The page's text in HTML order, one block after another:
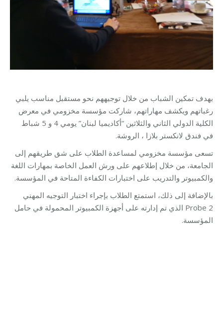
بهدف تمكين الشباب من خلال توجيههم نحو مستقبل مناسب يلبي
رغباتهم ويكشف مهاراتهم، شاركت مؤسسة مخزومي في معرض
الكلية الدولي الثاني والثلاثين “أكاديميا لبنان” يومي 4 و 5 شباط
في فندق لانكستر بلازا ، الروشة.
تسعى مؤسسة مخزومي لمساعدة الطلاب على شق طريقهم إلى
الجامعة، من خلال إطلاعهم على ورش العمل الخاصة بمهارات اللغة
والكمبيوتر والتدريب على اختبارات الكفاءة المتاحة في المؤسسة.
بالإضافة إلى ذلك، استمتع الطلاب بإجراء اختبار التوجيه المهني
Probe 2 الذي تم إدارته على أجهزة الكمبيوتر المحمولة في حامل
المؤسسة.